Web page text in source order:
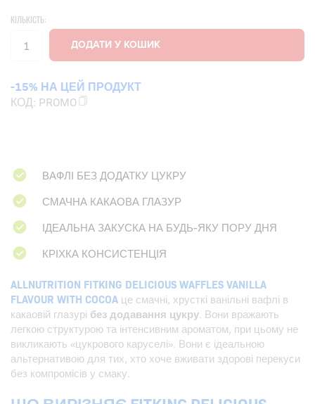
КІЛЬКІСТЬ:
-15% НА ЦЕЙ ПРОДУКТ
КОД: PROMO
ВАФЛІ БЕЗ ДОДАТКУ ЦУКРУ
СМАЧНА КАКАОВА ГЛАЗУР
ІДЕАЛЬНА ЗАКУСКА НА БУДЬ-ЯКУ ПОРУ ДНЯ
КРІХКА КОНСИСТЕНЦІЯ
ALLNUTRITION FITKING DELICIOUS WAFFLES VANILLA
FLAVOUR WITH COCOA це смачні, хрусткі ванільні вафлі в
какаовій глазурі без додавання цукру . Вони вражають
легкою структурою та інтенсивним ароматом, при цьому не
викликають «цукрового каруселі». Вони є ідеальною
альтернативою для тих, хто хоче вживати здорові перекуси
без компромісів у смаку.